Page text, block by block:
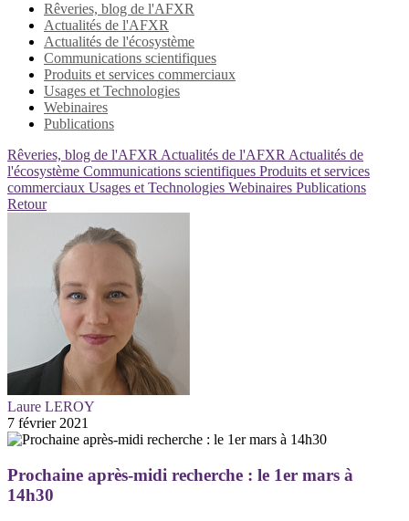
Rêveries, blog de l'AFXR
Actualités de l'AFXR
Actualités de l'écosystème
Communications scientifiques
Produits et services commerciaux
Usages et Technologies
Webinaires
Publications
Rêveries, blog de l'AFXR Actualités de l'AFXR Actualités de
l'écosystème Communications scientifiques Produits et services
commerciaux Usages et Technologies Webinaires Publications
Retour
Laure LEROY
7 février 2021
Prochaine après-midi recherche : le 1er mars à
14h30